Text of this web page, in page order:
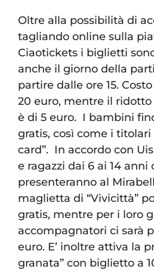
Oltre alla possibilità di
tagliando online sulla
Ciaotickets i biglietti
anche il giorno della
partire dalle ore 15.
20 euro, mentre il ridotto
è di 5 euro. I bambini
gratis, così come i titolari
card”. In accordo con
e ragazzi dai 6 ai 14 anni
presenteranno al
maglietta di “Vivicittà”
gratis, mentre per i loro
accompagnatori ci sarà
euro. E’ inoltre attiva la
granata” con biglietto a